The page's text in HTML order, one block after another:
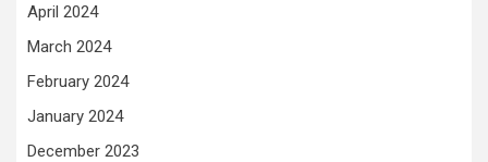
April 2024
March 2024
February 2024
January 2024
December 2023